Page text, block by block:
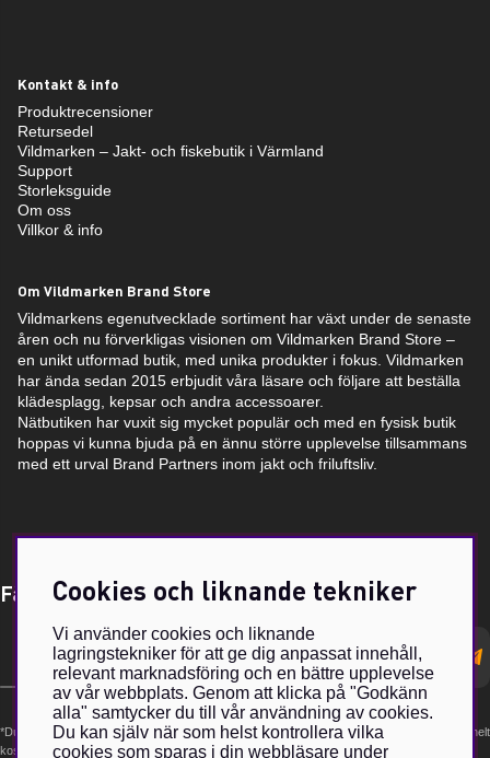
Kontakt & info
Produktrecensioner
Retursedel
Vildmarken – Jakt- och fiskebutik i Värmland
Support
Storleksguide
Om oss
Villkor & info
Om Vildmarken Brand Store
Vildmarkens egenutvecklade sortiment har växt under de senaste
åren och nu förverkligas visionen om Vildmarken Brand Store –
en unikt utformad butik, med unika produkter i fokus. Vildmarken
har ända sedan 2015 erbjudit våra läsare och följare att beställa
klädesplagg, kepsar och andra accessoarer.
Nätbutiken har vuxit sig mycket populär och med en fysisk butik
hoppas vi kunna bjuda på en ännu större upplevelse tillsammans
med ett urval Brand Partners inom jakt och friluftsliv.
Få Magasin Vildmarken direkt till din e-post!*
postadress
*Du kan även få erbjudanden och nyheter från samarbetspartners. Din prenumeration är helt
kostnadsfri och kan avslutas när som helst.
Cookies och liknande tekniker
Vi använder cookies och liknande
lagringstekniker för att ge dig anpassat innehåll,
relevant marknadsföring och en bättre upplevelse
av vår webbplats. Genom att klicka på "Godkänn
alla" samtycker du till vår användning av cookies.
Du kan själv när som helst kontrollera vilka
cookies som sparas i din webbläsare under